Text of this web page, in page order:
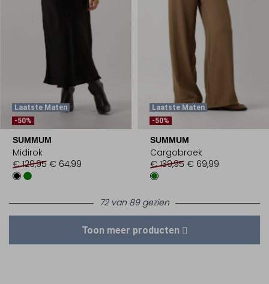
Laatste Maten
-50%
SUMMUM
Midirok
€ 129,95 € 64,99
Laatste Maten
-50%
SUMMUM
Cargobroek
€ 139,95 € 69,99
72 van 89 gezien
Toon meer producten